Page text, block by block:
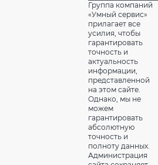
Группа компаний
«Умный сервис»
прилагает все
усилия, чтобы
гарантировать
точность и
актуальность
информации,
представленной
на этом сайте.
Однако, мы не
можем
гарантировать
абсолютную
точность и
полноту данных.
Администрация